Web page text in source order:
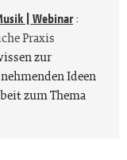
| Webinar:
Praxis
zur
Ideen
zum Thema